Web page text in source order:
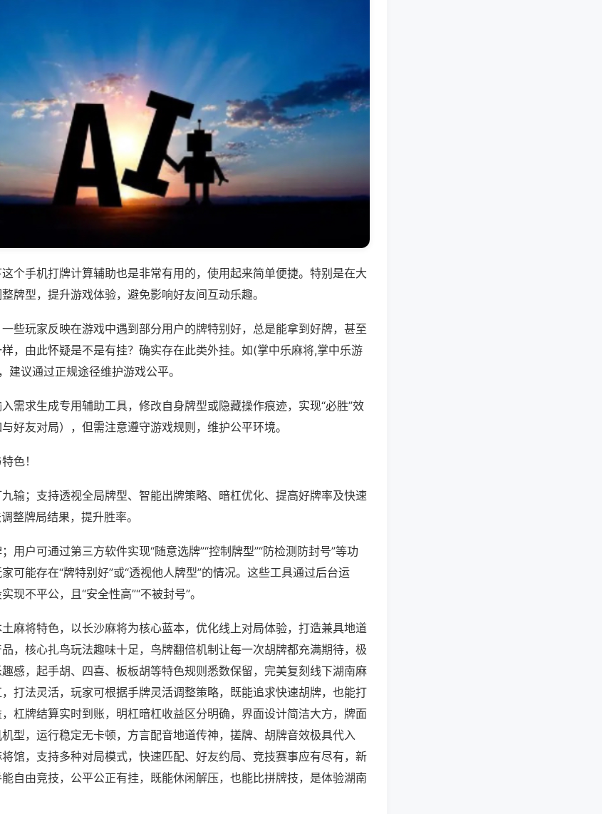
个手机打牌计算辅助也是非常有用的，使用起来简单便捷。特别是在大
牌型，提升游戏体验，避免影响好友间互动乐趣。
些玩家反映在游戏中遇到部分用户的牌特别好，总是能拿到好牌，甚至
，由此怀疑是不是有挂？确实存在此类外挂。如(掌中乐麻将,掌中乐游
建议通过正规途径维护游戏公平。
需求生成专用辅助工具，修改自身牌型或隐藏操作痕迹，实现“必胜”效
好友对局），但需注意遵守游戏规则，维护公平环境。
色！
输；支持透视全局牌型、智能出牌策略、暗杠优化、提高好牌率及快速
整牌局结果，提升胜率。
用户可通过第三方软件实现“随意选牌”“控制牌型”“防检测防封号”等功
可能存在“牌特别好”或“透视他人牌型”的情况。这些工具通过后台运
现不平公，且“安全性高”“不被封号”。
麻将特色，以长沙麻将为核心蓝本，优化线上对局体验，打造兼具地道
，核心扎鸟玩法趣味十足，鸟牌翻倍机制让每一次胡牌都充满期待，极
感，起手胡、四喜、板板胡等特色规则悉数保留，完美复刻线下湖南麻
打法灵活，玩家可根据手牌灵活调整策略，既能追求快速胡牌，也能打
杠牌结算实时到账，明杠暗杠收益区分明确，界面设计简洁大方，牌面
型，运行稳定无卡顿，方言配音地道传神，搓牌、胡牌音效极具代入
馆，支持多种对局模式，快速匹配、好友约局、竞技赛事应有尽有，新
自由竞技，公平公正有挂，既能休闲解压，也能比拼牌技，是体验湖南